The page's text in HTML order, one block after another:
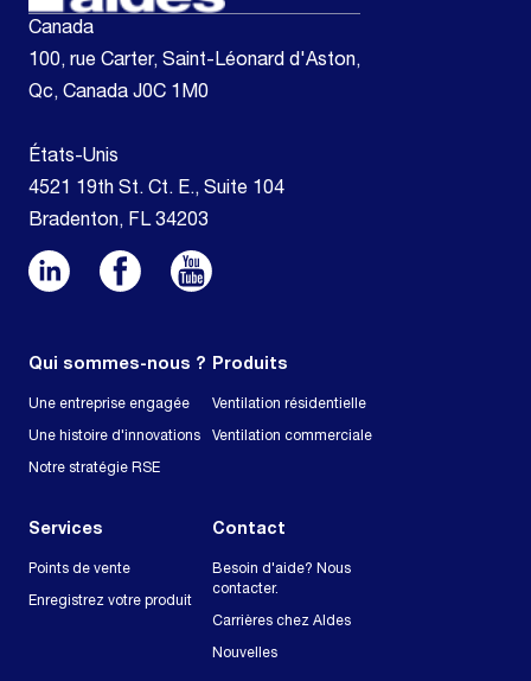
Canada
100, rue Carter, Saint-Léonard d'Aston,
Qc, Canada J0C 1M0
États-Unis
4521 19th St. Ct. E., Suite 104
Bradenton, FL 34203
Qui sommes-nous ?
Une entreprise engagée
Une histoire d'innovations
Notre stratégie RSE
Produits
Ventilation résidentielle
Ventilation commerciale
Services
Points de vente
Enregistrez votre produit
Contact
Besoin d'aide? Nous
contacter.
Carrières chez Aldes
Nouvelles